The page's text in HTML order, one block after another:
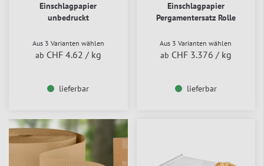
Einschlagpapier
unbedruckt
Aus 3 Varianten wählen
ab CHF 4.62 / kg
lieferbar
Einschlagpapier
Pergamentersatz Rolle
Aus 3 Varianten wählen
ab CHF 3.376 / kg
lieferbar